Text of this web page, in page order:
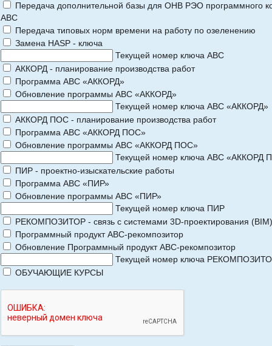
Передача дополнительной базы для ОНВ РЭО программного
АВС
Передача типовых норм времени на работу по озеленению
Замена HASP - ключа
Текущей номер ключа АВС
АККОРД - планирование производства работ
Программа АВС «АККОРД»
Обновление программы АВС «АККОРД»
Текущей номер ключа АВС «АККОРД»
АККОРД ПОС - планирование производства работ
Программа АВС «АККОРД ПОС»
Обновление программы АВС «АККОРД ПОС»
Текущей номер ключа АВС «АККОРД
ПИР - проектно-изыскательские работы
Программа АВС «ПИР»
Обновление программы АВС «ПИР»
Текущей номер ключа ПИР
РЕКОМПОЗИТОР - связь с системами 3D-проектирования (BIM)
Программный продукт АВС-рекомпозитор
Обновление Программный продукт АВС-рекомпозитор
Текущей номер ключа
ОБУЧАЮЩИЕ КУРСЫ